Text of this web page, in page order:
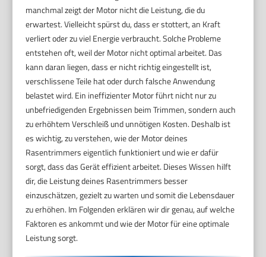
manchmal zeigt der Motor nicht die Leistung, die du
erwartest. Vielleicht spürst du, dass er stottert, an Kraft
verliert oder zu viel Energie verbraucht. Solche Probleme
entstehen oft, weil der Motor nicht optimal arbeitet. Das
kann daran liegen, dass er nicht richtig eingestellt ist,
verschlissene Teile hat oder durch falsche Anwendung
belastet wird. Ein ineffizienter Motor führt nicht nur zu
unbefriedigenden Ergebnissen beim Trimmen, sondern auch
zu erhöhtem Verschleiß und unnötigen Kosten. Deshalb ist
es wichtig, zu verstehen, wie der Motor deines
Rasentrimmers eigentlich funktioniert und wie er dafür
sorgt, dass das Gerät effizient arbeitet. Dieses Wissen hilft
dir, die Leistung deines Rasentrimmers besser
einzuschätzen, gezielt zu warten und somit die Lebensdauer
zu erhöhen. Im Folgenden erklären wir dir genau, auf welche
Faktoren es ankommt und wie der Motor für eine optimale
Leistung sorgt.